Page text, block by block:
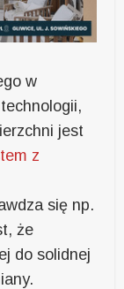
w
jest
z
się np.
że
do solidnej